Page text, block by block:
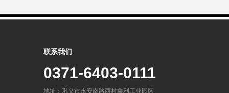
联系我们
0371-6403-0111
地址：巩义市永安南路西村鑫利工业园区